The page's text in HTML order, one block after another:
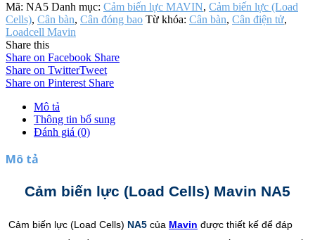
Mã: NA5 Danh mục: Cảm biến lực MAVIN, Cảm biến lực (Load
Cells), Cân bàn, Cân đóng bao Từ khóa: Cân bàn, Cân điện tử,
Loadcell Mavin
Share this
Share on Facebook Share
Share on TwitterTweet
Share on Pinterest Share
Mô tả
Thông tin bổ sung
Đánh giá (0)
Mô tả
Cảm biến lực (Load Cells) Mavin NA5
Cảm biến lực (Load Cells) NA5 của Mavin được thiết kế để đáp